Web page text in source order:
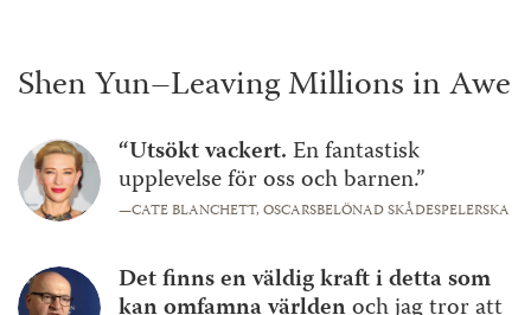
Shen Yun–Leaving Millions in Awe
“Utsökt vackert.En fantastisk
upplevelse för oss och barnen.”
—CATE BLANCHETT,OSCARSBELÖNAD SKÅDESPELERSKA
Det finns en väldig kraft i detta som